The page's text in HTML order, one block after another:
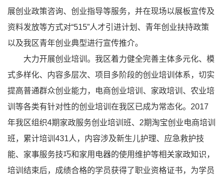
展创业政策咨询、创业指导等服务，并在现场以展板宣传及
资料发放等方式对“515”人才引进计划、青年创业扶持政策
以及我区青年创业典型进行宣传推介。
大力开展创业培训。我区着力健全完善主体多元化、模
式多样化、内容多层次、项目多阶段的创业培训体系，切实
提高普通群众创业能力，电商创业培训、家政培训、农业培
训等各类有针对性的创业培训在我区已成为常态化。2017
年我区组织4期家政服务创业培训班、2期淘宝创业电商培训
班，累计培训431人，内容涉及新生儿护理、应急救护技
能、家事服务技巧和家用电器的使用维护等相关家政知识，
培训结束后，成绩合格的学员获得了职业资格证书，为学员